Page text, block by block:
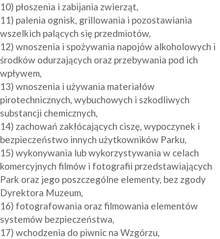
10) płoszenia i zabijania zwierząt,
11) palenia ognisk, grillowania i pozostawiania
wszelkich palących się przedmiotów,
12) wnoszenia i spożywania napojów alkoholowych i
środków odurzających oraz przebywania pod ich
wpływem,
13) wnoszenia i używania materiałów
pirotechnicznych, wybuchowych i szkodliwych
substancji chemicznych,
14) zachowań zakłócających ciszę, wypoczynek i
bezpieczeństwo innych użytkowników Parku,
15) wykonywania lub wykorzystywania w celach
komercyjnych filmów i fotografii przedstawiających
Park oraz jego poszczególne elementy, bez zgody
Dyrektora Muzeum,
16) fotografowania oraz filmowania elementów
systemów bezpieczeństwa,
17) wchodzenia do piwnic na Wzgórzu,